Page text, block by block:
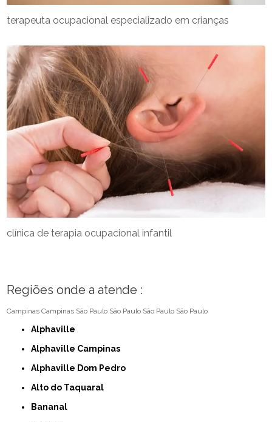
terapeuta ocupacional especializado em crianças
clínica de terapia ocupacional infantil
Regiões onde a atende :
Campinas Campinas São Paulo São Paulo São Paulo São Paulo
Alphaville
Alphaville Campinas
Alphaville Dom Pedro
Alto do Taquaral
Bananal